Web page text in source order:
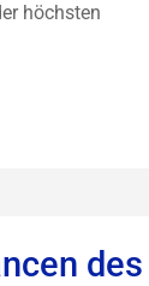
höchsten
des